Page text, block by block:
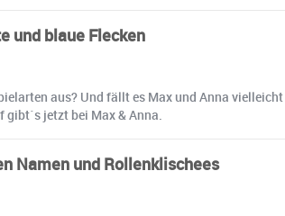
und blaue Flecken
aus? Und fällt es Max und Anna
gibt´s jetzt bei Max & Anna.
Namen und Rollenklischees